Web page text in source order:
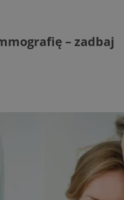
– zadbaj